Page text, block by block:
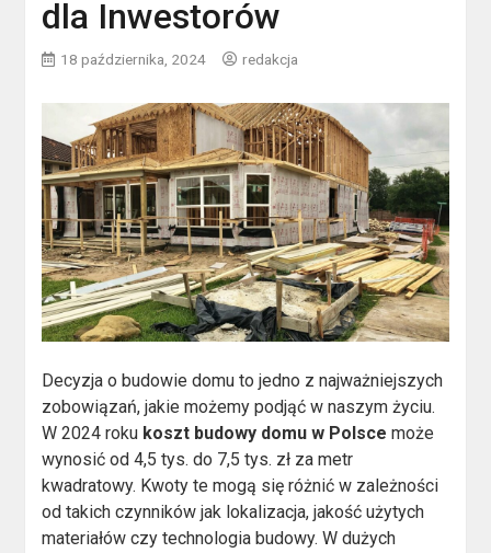
dla Inwestorów
18 października, 2024 redakcja
Decyzja o budowie domu to jedno z najważniejszych
zobowiązań, jakie możemy podjąć w naszym życiu.
W 2024 roku koszt budowy domu w Polsce może
wynosić od 4,5 tys. do 7,5 tys. zł za metr
kwadratowy. Kwoty te mogą się różnić w zależności
od takich czynników jak lokalizacja, jakość użytych
materiałów czy technologia budowy. W dużych